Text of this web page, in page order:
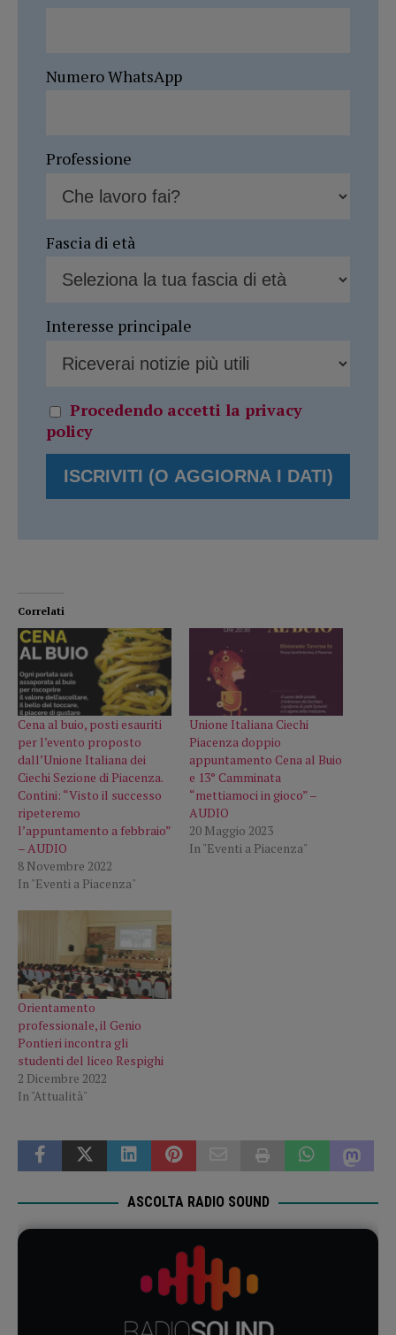
Numero WhatsApp
Professione
Fascia di età
Interesse principale
Procedendo accetti la privacy
policy
Correlati
Cena al buio, posti esauriti
per l’evento proposto
dall’Unione Italiana dei
Ciechi Sezione di Piacenza.
Contini: “Visto il successo
ripeteremo
l’appuntamento a febbraio”
– AUDIO
8 Novembre 2022
In "Eventi a Piacenza"
Unione Italiana Ciechi
Piacenza doppio
appuntamento Cena al Buio
e 13° Camminata
“mettiamoci in gioco” –
AUDIO
20 Maggio 2023
In "Eventi a Piacenza"
Orientamento
professionale, il Genio
Pontieri incontra gli
studenti del liceo Respighi
2 Dicembre 2022
In "Attualità"
ASCOLTA RADIO SOUND